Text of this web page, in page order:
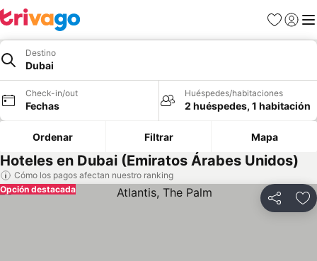
Favoritos
Iniciar
Destino
Dubai
Check-in/out
Fechas
Huéspedes/habitaciones
2 huéspedes, 1 habitación
Ordenar Filtrar Mapa
Hoteles en Dubai (Emiratos Árabes Unidos)
Cómo los pagos afectan nuestro ranking
Compartir
Opción destacada